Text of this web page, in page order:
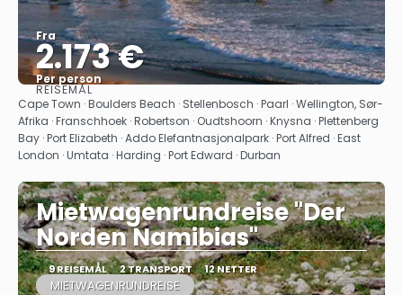
Fra
2.173 €
Per person
Se
REISEMÅL
Cape Town · Boulders Beach · Stellenbosch · Paarl · Wellington, Sør-
Afrika · Franschhoek · Robertson · Oudtshoorn · Knysna · Plettenberg
Bay · Port Elizabeth · Addo Elefantnasjonalpark · Port Alfred · East
London · Umtata · Harding · Port Edward · Durban
Mietwagenrundreise "Der
Norden Namibias"
9 REISEMÅL 2 TRANSPORT 12 NETTER
MIETWAGENRUNDREISE